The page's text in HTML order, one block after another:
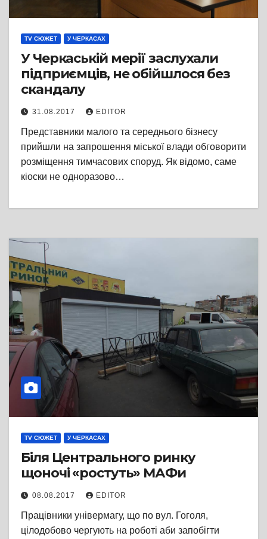
TV СЮЖЕТ У ЧЕРКАСАХ
У Черкаській мерії заслухали
підприємців, не обійшлося без
скандалу
31.08.2017 EDITOR
Представники малого та середнього бізнесу
прийшли на запрошення міської влади обговорити
розміщення тимчасових споруд. Як відомо, саме
кіоски не одноразово…
TV СЮЖЕТ У ЧЕРКАСАХ
Біля Центрального ринку
щоночі «ростуть» МАФи
08.08.2017 EDITOR
Працівники універмагу, що по вул. Гоголя,
цілодобово чергують на роботі аби запобігти